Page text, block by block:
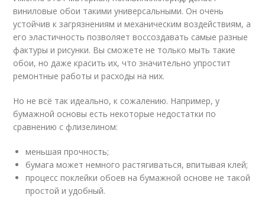
виниловые обои такими универсальными. Он очень
устойчив к загрязнениям и механическим воздействиям, а
его эластичность позволяет воссоздавать самые разные
фактуры и рисунки. Вы сможете не только мыть такие
обои, но даже красить их, что значительно упростит
ремонтные работы и расходы на них.
Но не всё так идеально, к сожалению. Например, у
бумажной основы есть некоторые недостатки по
сравнению с флизелином:
меньшая прочность;
бумага может немного растягиваться, впитывая клей;
процесс поклейки обоев на бумажной основе не такой
простой и удобный.